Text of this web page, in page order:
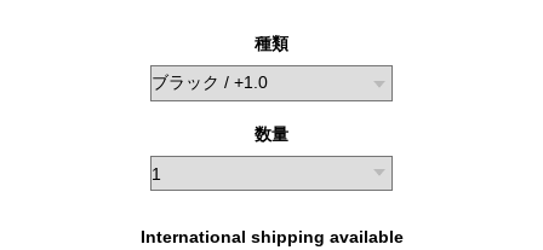
種類
数量
International shipping available